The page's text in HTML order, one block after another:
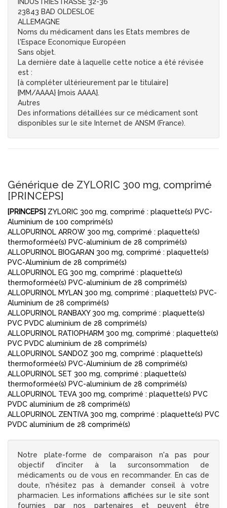
INDUSTRIESTRASSE 32-36
23843 BAD OLDESLOE
ALLEMAGNE
Noms du médicament dans les Etats membres de
l'Espace Economique Européen
Sans objet.
La dernière date à laquelle cette notice a été révisée
est :
[à compléter ultérieurement par le titulaire]
{MM/AAAA} {mois AAAA}.
Autres
Des informations détaillées sur ce médicament sont
disponibles sur le site Internet de ANSM (France).
Générique de ZYLORIC 300 mg, comprimé
[PRINCEPS]
[PRINCEPS] ZYLORIC 300 mg, comprimé : plaquette(s) PVC-
Aluminium de 100 comprimé(s)
ALLOPURINOL ARROW 300 mg, comprimé : plaquette(s)
thermoformée(s) PVC-aluminium de 28 comprimé(s)
ALLOPURINOL BIOGARAN 300 mg, comprimé : plaquette(s)
PVC-Aluminium de 28 comprimé(s)
ALLOPURINOL EG 300 mg, comprimé : plaquette(s)
thermoformée(s) PVC-aluminium de 28 comprimé(s)
ALLOPURINOL MYLAN 300 mg, comprimé : plaquette(s) PVC-
Aluminium de 28 comprimé(s)
ALLOPURINOL RANBAXY 300 mg, comprimé : plaquette(s)
PVC PVDC aluminium de 28 comprimé(s)
ALLOPURINOL RATIOPHARM 300 mg, comprimé : plaquette(s)
PVC PVDC aluminium de 28 comprimé(s)
ALLOPURINOL SANDOZ 300 mg, comprimé : plaquette(s)
thermoformée(s) PVC-Aluminium de 28 comprimé(s)
ALLOPURINOL SET 300 mg, comprimé : plaquette(s)
thermoformée(s) PVC-aluminium de 28 comprimé(s)
ALLOPURINOL TEVA 300 mg, comprimé : plaquette(s) PVC
PVDC aluminium de 28 comprimé(s)
ALLOPURINOL ZENTIVA 300 mg, comprimé : plaquette(s) PVC
PVDC aluminium de 28 comprimé(s)
Notre plate-forme de comparaison n'a pas pour
objectif d'inciter à la surconsommation de
médicaments ou de vous en recommander. En cas de
doute, n'hésitez pas à demander conseil à votre
pharmacien. Les informations affichées sur le site sont
fournies par nos partenaires et peuvent être